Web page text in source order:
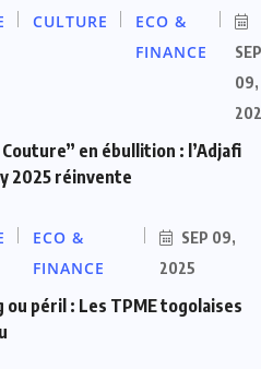
CULTURE
ECO &
FINANCE
SEP
09,
en ébullition : l’Adjafi
2025 réinvente
ECO &
FINANCE
SEP 09,
2025
ou péril : Les TPME togolaises